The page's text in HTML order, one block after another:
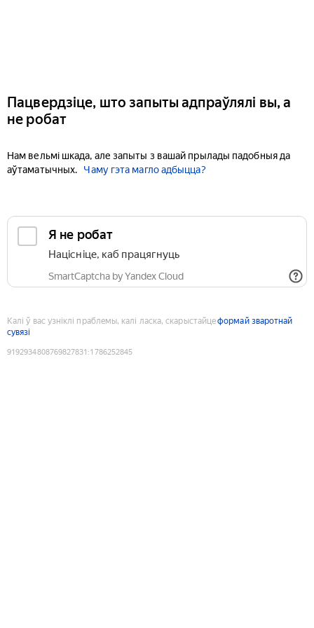
Пацвердзіце, што запыты адпраўлялі вы, а
не робат
Нам вельмі шкада, але запыты з вашай прылады падобныя да
аўтаматычных.
Чаму гэта магло адбыцца?
Я не робат
Націсніце, каб працягнуць
SmartCaptcha by Yandex Cloud
Калі ў вас узніклі праблемы, калі ласка, скарыстайцеформай зваротнай
сувязі
9192934808769827831 :1786252845